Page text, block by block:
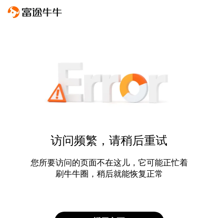
访问频繁，请稍后重试
您所要访问的页面不在这儿，它可能正忙着
刷牛牛圈，稍后就能恢复正常